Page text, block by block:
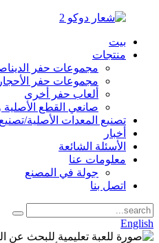
بيت
منتجات
مجموعات حفر
مجموعات حفر
ألعاب حفر أخرى
صانعي القطع
تصنيع المعدات الأصلية/
أخبار
الأسئلة الشائعة
معلومات عنا
جولة في المصنع
اتصل بنا
English